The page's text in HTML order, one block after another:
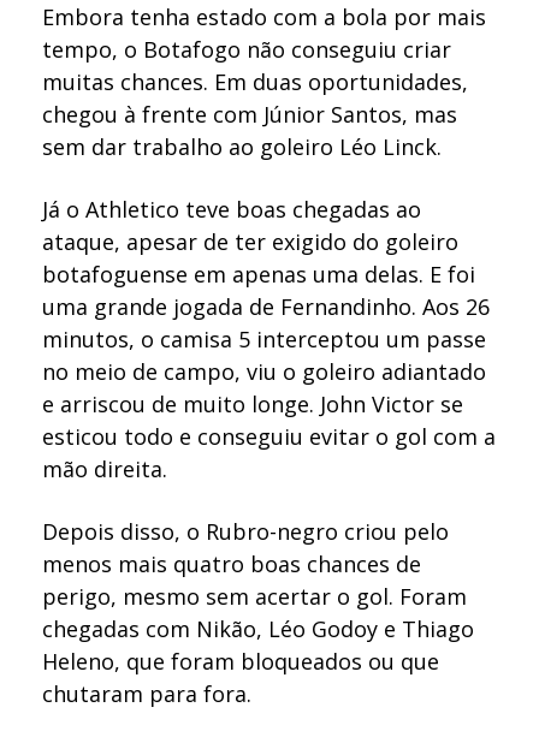
Embora tenha estado com a bola por mais
tempo, o Botafogo não conseguiu criar
muitas chances. Em duas oportunidades,
chegou à frente com Júnior Santos, mas
sem dar trabalho ao goleiro Léo Linck.
Já o Athletico teve boas chegadas ao
ataque, apesar de ter exigido do goleiro
botafoguense em apenas uma delas. E foi
uma grande jogada de Fernandinho. Aos 26
minutos, o camisa 5 interceptou um passe
no meio de campo, viu o goleiro adiantado
e arriscou de muito longe. John Victor se
esticou todo e conseguiu evitar o gol com a
mão direita.
Depois disso, o Rubro-negro criou pelo
menos mais quatro boas chances de
perigo, mesmo sem acertar o gol. Foram
chegadas com Nikão, Léo Godoy e Thiago
Heleno, que foram bloqueados ou que
chutaram para fora.